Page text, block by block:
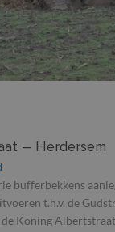
– Herdersem
bufferbekkens
t.h.v. de
Koning